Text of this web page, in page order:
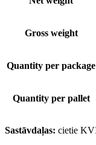
Gross weight
Quantity per package
Quantity per pallet
Sastāvdaļas: cietie